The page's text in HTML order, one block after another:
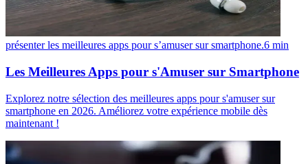
présenter les meilleures apps pour s’amuser sur smartphone.6 min
Les Meilleures Apps pour s'Amuser sur Smartphone
Explorez notre sélection des meilleures apps pour s'amuser sur
smartphone en 2026. Améliorez votre expérience mobile dès
maintenant !